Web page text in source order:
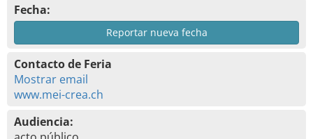
Fecha:
Reportar nueva fecha
Contacto de Feria
Mostrar email
www.mei-crea.ch
Audiencia: